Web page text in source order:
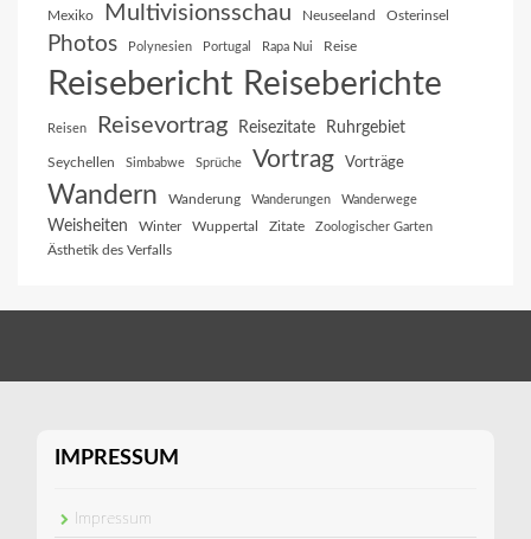
Mexiko Multivisionsschau Neuseeland Osterinsel
Photos Polynesien Portugal Rapa Nui Reise
Reisebericht Reiseberichte
Reisen Reisevortrag Reisezitate Ruhrgebiet
Seychellen Simbabwe Sprüche Vortrag Vorträge
Wandern Wanderung Wanderungen Wanderwege
Weisheiten Winter Wuppertal Zitate Zoologischer Garten
Ästhetik des Verfalls
IMPRESSUM
Impressum